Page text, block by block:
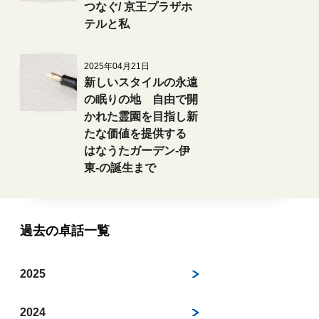
つなぐ/ 京王プラザホ
テルと私
2025年04月21日
新しいスタイルの永遠
の眠りの地 自由で開
かれた霊園を目指し新
たな価値を提供する
はなうたガーデン-伊
東-の誕生まで
過去の卓話一覧
2025
2024